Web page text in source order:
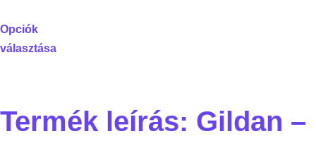
Opciók
választása
Termék leírás: Gildan –